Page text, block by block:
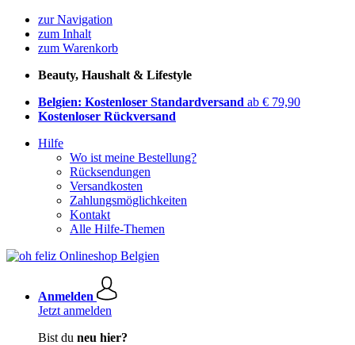
zur Navigation
zum Inhalt
zum Warenkorb
Beauty, Haushalt & Lifestyle
Belgien: Kostenloser Standardversand ab € 79,90
Kostenloser Rückversand
Hilfe
Wo ist meine Bestellung?
Rücksendungen
Versandkosten
Zahlungsmöglichkeiten
Kontakt
Alle Hilfe-Themen
Anmelden
Jetzt anmelden
Bist du neu hier?